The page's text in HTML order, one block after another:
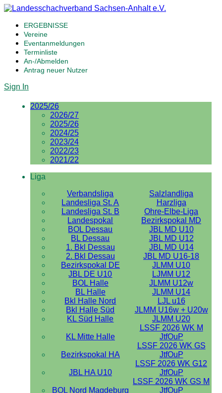
ERGEBNISSE
Vereine
Eventanmeldungen
Terminliste
An-/Abmelden
Antrag neuer Nutzer
Sign In
2025/26
2026/27
2025/26
2024/25
2023/24
2022/23
2021/22
Liga
Verbandsliga
Salzlandliga
Landesliga St. A
Harzliga
Landesliga St. B
Ohre-Elbe-Liga
Landespokal
Bezirkspokal MD
BOL Dessau
JBL MD U10
BL Dessau
JBL MD U12
1. Bkl Dessau
JBL MD U14
2. Bkl Dessau
JBL MD U16-18
Bezirkspokal DE
JLMM U10
JBL DE U10
LJMM U12
BOL Halle
JLMM U12w
BL Halle
JLMM U14
Bkl Halle Nord
LJL u16
Bkl Halle Süd
JLMM U16w + U20w
KL Süd Halle
JLMM U20
KL Mitte Halle
LSSF 2026 WK M
JtfOuP
Bezirkspokal HA
LSSF 2026 WK GS
JtfOuP
JBL HA U10
LSSF 2026 WK G12
JtfOuP
BOL Nord Magdeburg
LSSF 2026 WK GS M
JtfOuP